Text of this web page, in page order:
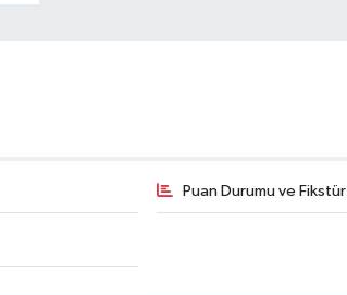
Puan Durumu ve Fikstür